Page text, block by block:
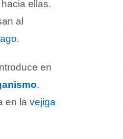
ellas.
al
.
en
.
en la vejiga